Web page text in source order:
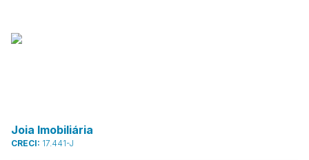
Joia Imobiliária
CRECI: 17.441-J